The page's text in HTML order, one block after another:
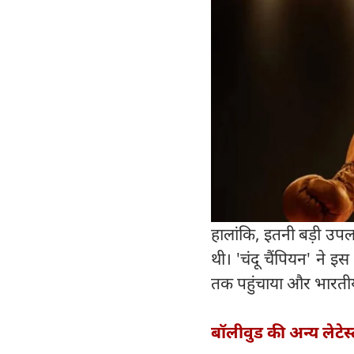
हालांकि, इतनी बड़ी
थी। 'चंदू चैंपियन' ने इस
तक पहुंचाया और
बॉलीवुड की अन्य